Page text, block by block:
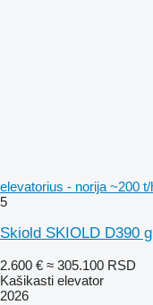
elevatorius - norija ~200
5
Skiold SKIOLD D390
2.600 € ≈ 305.100 RSD
Kašikasti elevator
2026